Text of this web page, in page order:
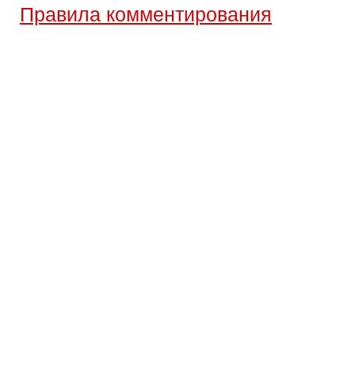
Правила комментирования